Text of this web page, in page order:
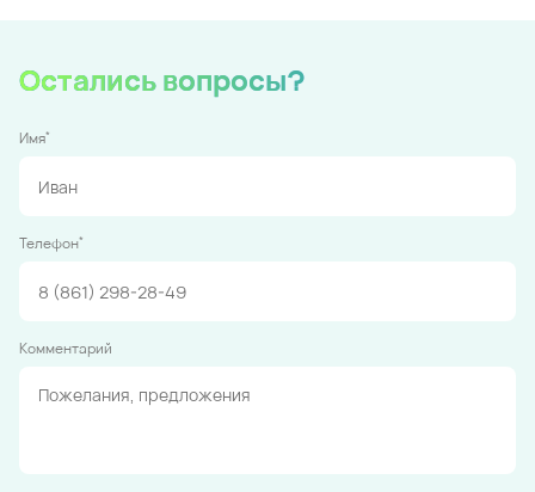
Остались вопросы?
Имя*
Телефон*
Комментарий